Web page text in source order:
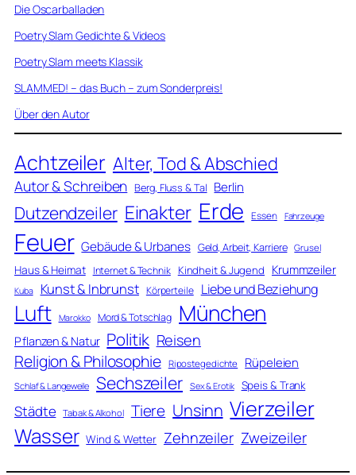
Die Oscarballaden
Poetry Slam Gedichte & Videos
Poetry Slam meets Klassik
SLAMMED! – das Buch – zum Sonderpreis!
Über den Autor
Achtzeiler Alter, Tod & Abschied
Autor & Schreiben Berg, Fluss & Tal Berlin
Dutzendzeiler Einakter Erde Essen Fahrzeuge
Feuer Gebäude & Urbanes Geld, Arbeit, Karriere Grusel
Haus & Heimat Internet & Technik Kindheit & Jugend Krummzeiler
Kuba Kunst & Inbrunst Körperteile Liebe und Beziehung
Luft Marokko Mord & Totschlag München
Pflanzen & Natur Politik Reisen
Religion & Philosophie Ripostegedichte Rüpeleien
Schlaf & Langeweile Sechszeiler Sex & Erotik Speis & Trank
Städte Tabak & Alkohol Tiere Unsinn Vierzeiler
Wasser Wind & Wetter Zehnzeiler Zweizeiler